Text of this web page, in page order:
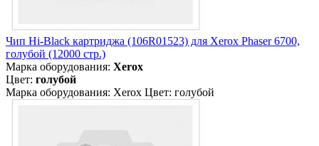
Чип Hi-Black картриджа (106R01523) для Xerox Phaser 6700,
голубой (12000 стр.)
Марка оборудования: Xerox
Цвет: голубой
Марка оборудования: Xerox Цвет: голубой